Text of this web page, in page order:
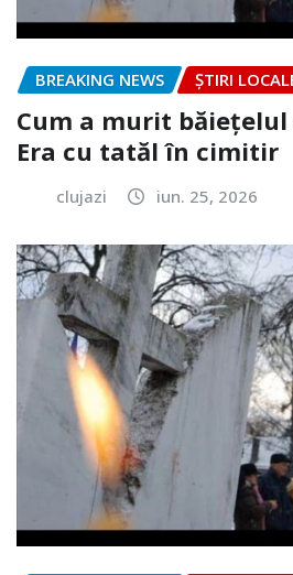
BREAKING NEWS ȘTIRI
Cum a murit
Era cu tatăl în cimitir
clujazi iun. 25, 2026